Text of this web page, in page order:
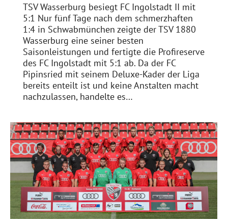
TSV Wasserburg besiegt FC Ingolstadt II mit
5:1 Nur fünf Tage nach dem schmerzhaften
1:4 in Schwabmünchen zeigte der TSV 1880
Wasserburg eine seiner besten
Saisonleistungen und fertigte die Profireserve
des FC Ingolstadt mit 5:1 ab. Da der FC
Pipinsried mit seinem Deluxe-Kader der Liga
bereits enteilt ist und keine Anstalten macht
nachzulassen, handelte es…